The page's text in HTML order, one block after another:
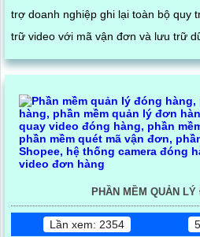
trợ doanh nghiệp ghi lại toàn bộ quy
trữ video với mã vận đơn và lưu trữ
PHẦN MỀM QUẢN LÝ
Lần xem: 2354